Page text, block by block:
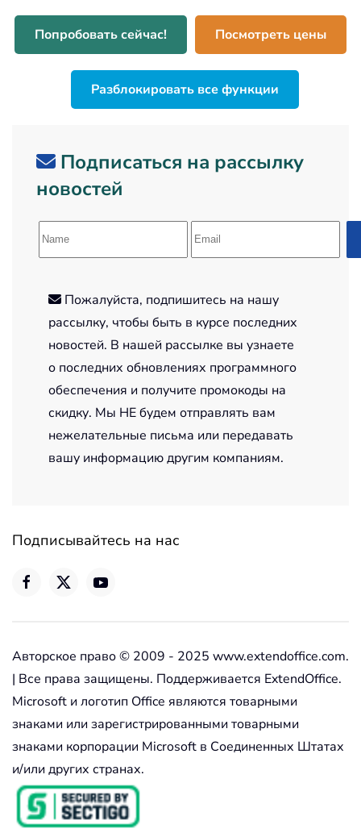
Попробовать сейчас! Посмотреть цены
Разблокировать все функции
Подписаться на рассылку
новостей
Пожалуйста, подпишитесь на нашу
рассылку, чтобы быть в курсе последних
новостей. В нашей рассылке вы узнаете
о последних обновлениях программного
обеспечения и получите промокоды на
скидку. Мы НЕ будем отправлять вам
нежелательные письма или передавать
вашу информацию другим компаниям.
Подписывайтесь на нас
Авторское право © 2009 - 2025 www.extendoffice.com.
| Все права защищены. Поддерживается ExtendOffice.
Microsoft и логотип Office являются товарными
знаками или зарегистрированными товарными
знаками корпорации Microsoft в Соединенных Штатах
и/или других странах.